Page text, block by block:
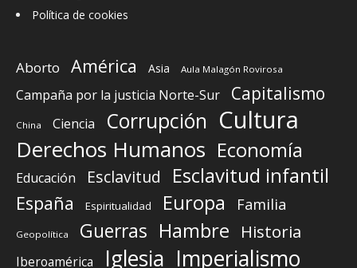
Política de cookies
Aborto América Asia Aula Malagón Rovirosa
Campaña por la justicia Norte-Sur Capitalismo
China Ciencia Corrupción Cultura
Derechos Humanos Economía
Educación Esclavitud Esclavitud infantil
España Espiritualidad Europa Familia
Geopolítica Guerras Hambre Historia
Iberoamérica Iglesia Imperialismo